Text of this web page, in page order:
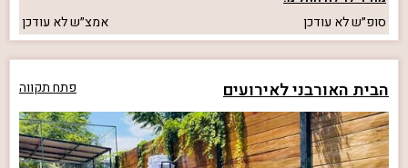
סופ״שלא עודכן אמצ״שלא עודכן
הבית האורבני לאירועים פתח תקווה